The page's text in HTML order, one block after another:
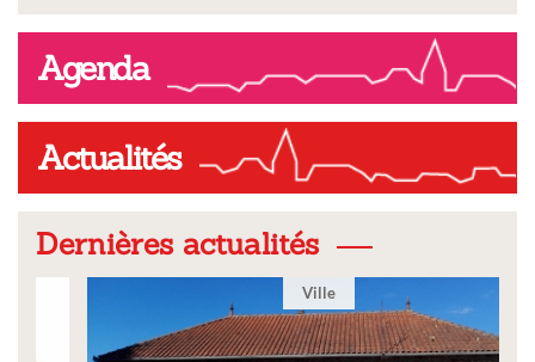
Agenda
Actualités
Dernières actualités